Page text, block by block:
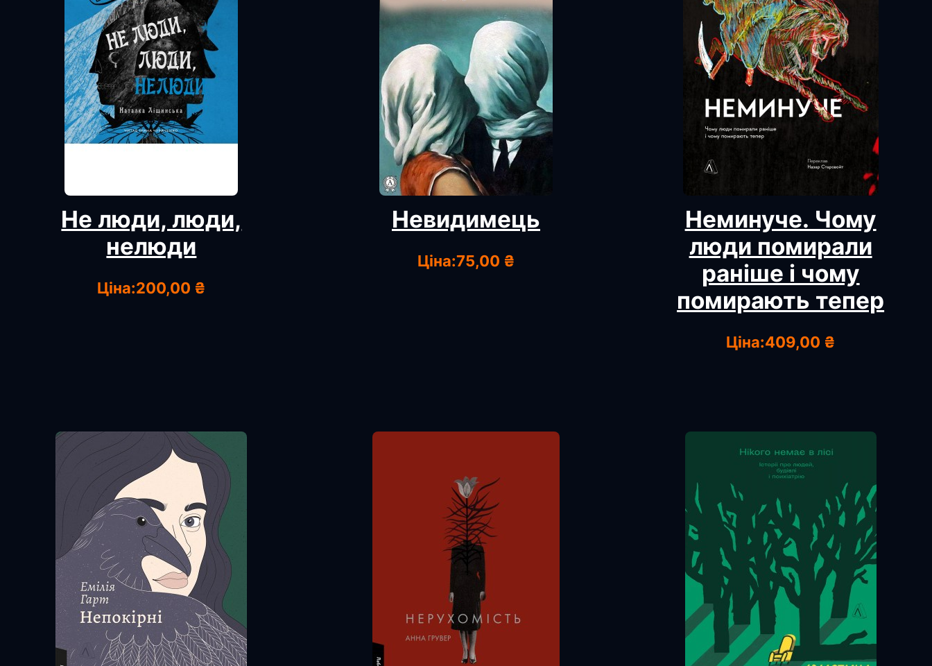
Не люди, люди,
нелюди
Ціна:200,00 ₴
Невидимець
Ціна:75,00 ₴
Неминуче. Чому
люди помирали
раніше і чому
помирають тепер
Ціна:409,00 ₴